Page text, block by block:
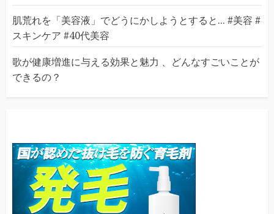
肌荒れを「美容液」でどうにかしようとすると... #美容 #
スキンケア #40代美容
歌が健康増進に与える効果と魅力 、どんなすごいことが
できるの？